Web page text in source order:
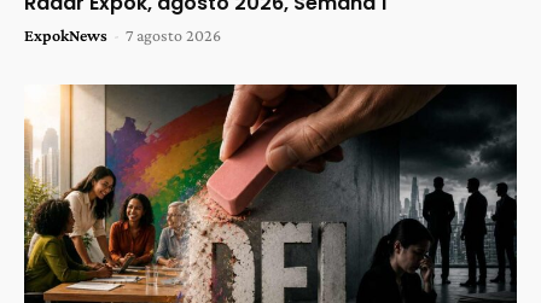
ExpokNews - 7 agosto 2026